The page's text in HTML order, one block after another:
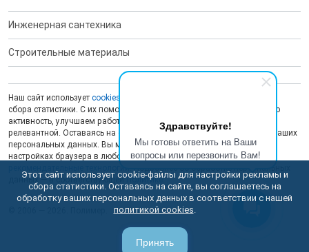
Здравствуйте!
Мы готовы ответить на Ваши
вопросы или перезвонить Вам!
Инженерная сантехника
Строительные материалы
Наш сайт использует cookies
сбора статистики. С их помощью мы анализируем пользовательскую
активность, улучшаем работу сайта и делаем рекламу более
релевантной. Оставаясь на сайте, вы даете согласие на обработку ваших
персональных данных. Вы можете отключить сохранение cookies в
настройках браузера в любой момент. На сайте также применяются
данных — в соответствующейПолитике.
Этот сайт использует cookie-файлы для настройки рекламы и
сбора статистики. Оставаясь на сайте, вы соглашаетесь на
обработку ваших персональных данных в соответствии с нашей
политикой cookies.
Принять